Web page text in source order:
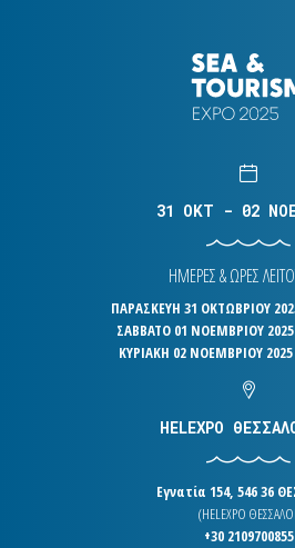
31 OKT - 02
ΗΜΕΡΕΣ & ΩΡΕΣ
ΠΑΡΑΣΚΕΥΗ 31 ΟΚΤΩΒΡΙΟΥ
ΣΑΒΒΑΤΟ 01 ΝΟΕΜΒΡΙΟΥ
ΚΥΡΙΑΚΗ 02 ΝΟΕΜΒΡΙΟΥ
HELEXPO
Εγνατία 154, 546 36
(HELEXPO
+30 2109700855